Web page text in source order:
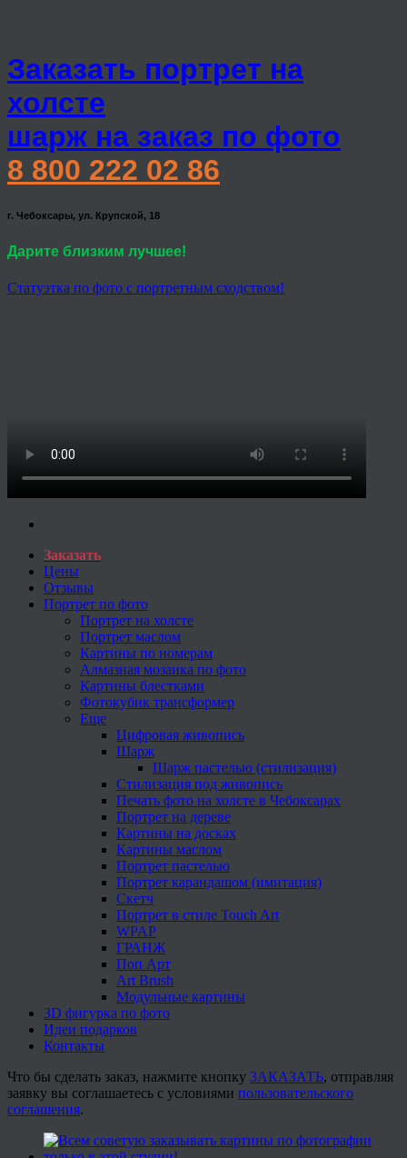
Заказать портрет на
холсте
шарж на заказ по фото
8 800 222 02 86
г. Чебоксары, ул. Крупской, 18
Дарите близким лучшее!
Статуэтка по фото с портретным сходством!
Заказать
Цены
Отзывы
Портрет по фото
Портрет на холсте
Портрет маслом
Картины по номерам
Алмазная мозаика по фото
Картины блестками
Фотокубик трансформер
Еще
Цифровая живопись
Шарж
Шарж пастелью (стилизация)
Стилизация под живопись
Печать фото на холсте в Чебоксарах
Портрет на дереве
Картины на досках
Картины маслом
Портрет пастелью
Портрет карандашом (имитация)
Скетч
Портрет в стиле Touch Art
WPAP
ГРАНЖ
Поп Арт
Art Brush
Модульные картины
3D фигурка по фото
Идеи подарков
Контакты
Что бы сделать заказ, нажмите кнопку ЗАКАЗАТЬ, отправляя
заявку вы соглашаетесь с условиями пользовательского
соглашения.